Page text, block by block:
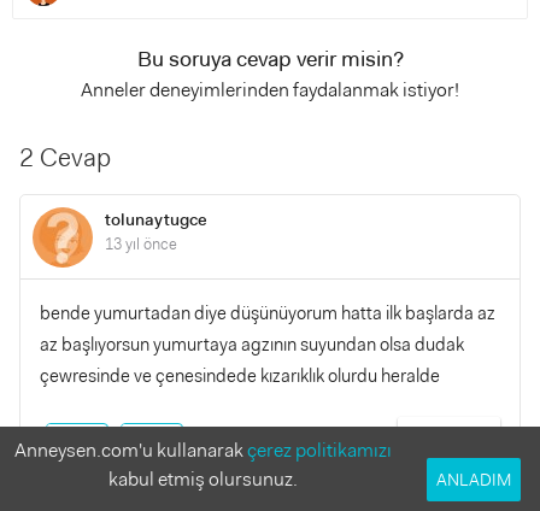
Bu soruya cevap verir misin?
Anneler deneyimlerinden faydalanmak istiyor!
2 Cevap
tolunaytugce
13 yıl önce
bende yumurtadan diye düşünüyorum hatta ilk başlarda az
az başlıyorsun yumurtaya agzının suyundan olsa dudak
çewresinde ve çenesindede kızarıklık olurdu heralde
0 0
Anneysen.com'u kullanarakçerez politikamızı
kabul etmiş olursunuz.
ANLADIM